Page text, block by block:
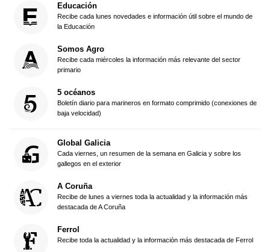
Educación
Recibe cada lunes novedades e información útil sobre el mundo de
la Educación
Somos Agro
Recibe cada miércoles la información más relevante del sector
primario
5 océanos
Boletín diario para marineros en formato comprimido (conexiones de
baja velocidad)
Global Galicia
Cada viernes, un resumen de la semana en Galicia y sobre los
gallegos en el exterior
A Coruña
Recibe de lunes a viernes toda la actualidad y la información más
destacada de A Coruña
Ferrol
Recibe toda la actualidad y la información más destacada de Ferrol